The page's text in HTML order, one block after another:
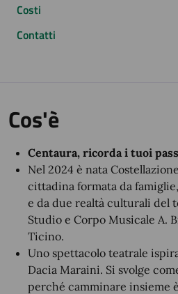
Costi
Contatti
Cos'è
Centaura, ricorda i tuoi
Nel 2024 è nata
cittadina formata da
e da due realtà culturali del
Studio e Corpo Musicale A.
Ticino.
Uno spettacolo teatrale
Dacia Maraini. Si svolge
perché camminare insieme